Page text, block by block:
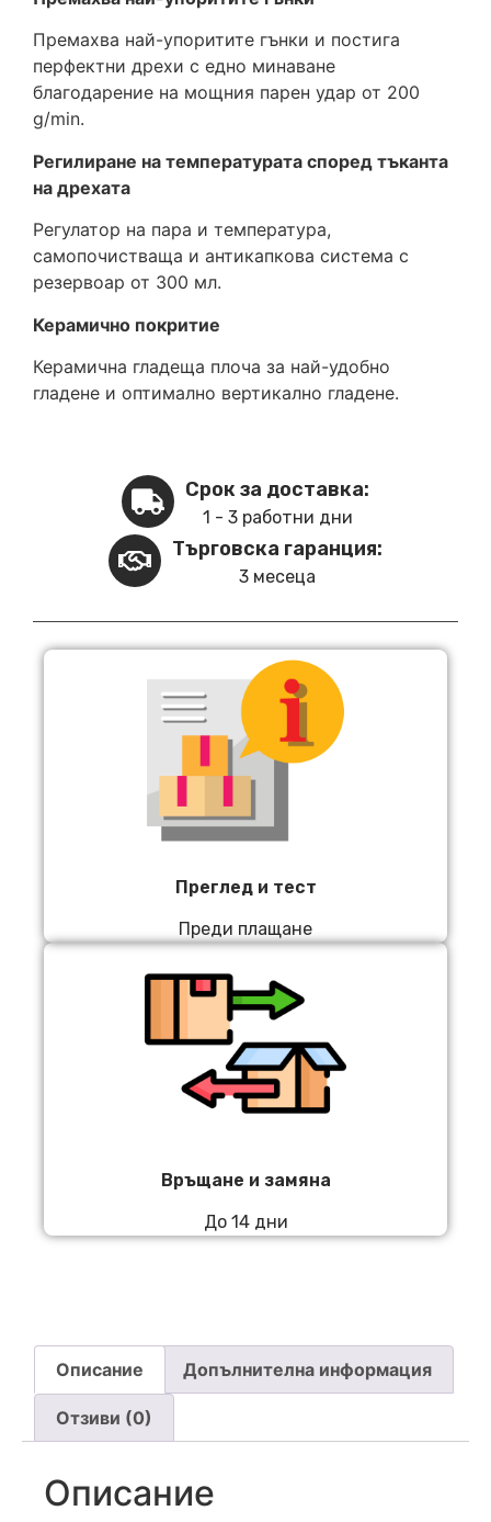
Премахва най-упоритите гънки и постига
перфектни дрехи с едно минаване
благодарение на мощния парен удар от 200
g/min.
Регилиране на температурата според тъканта
на дрехата
Регулатор на пара и температура,
самопочистваща и антикапкова система с
резервоар от 300 мл.
Керамично покритие
Керамична гладеща плоча за най-удобно
гладене и оптимално вертикално гладене.
Срок за доставка:
1 - 3 работни дни
Търговска гаранция:
3 месеца
Преглед и тест
Преди плащане
Връщане и замяна
До 14 дни
Описание Допълнителна информация
Отзиви (0)
Описание